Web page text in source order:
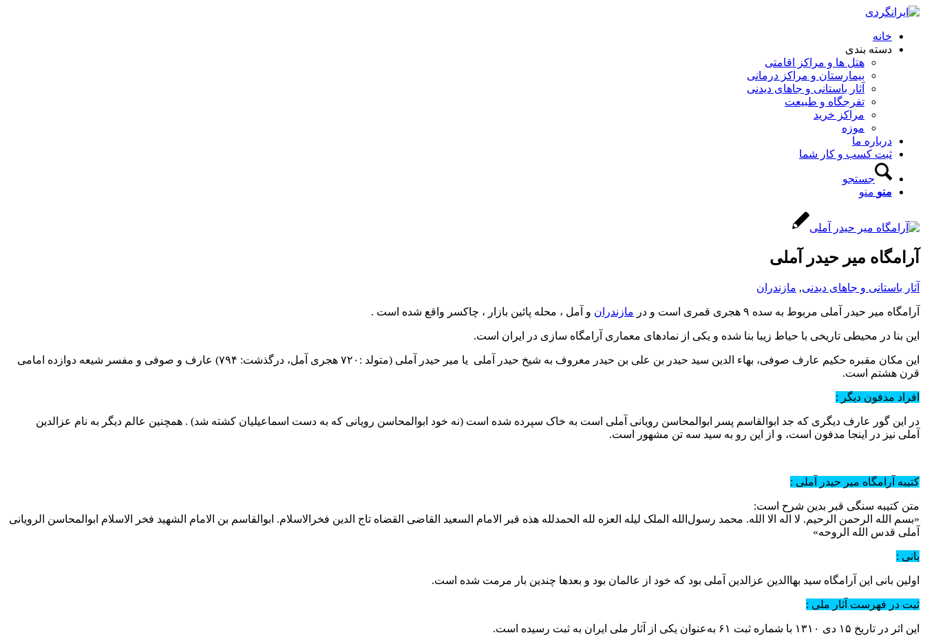
خانه
دسته بندی
هتل ها و مراکز اقامتی
بیمارستان و مراکز درمانی
آثار باستانی و جاهای دیدنی
تفرجگاه و طبیعت
مراکز خرید
موزه
درباره ما
ثبت کسب و کار شما
جستجو
منو منو
آرامگاه میر حیدر آملی
آثار باستانی و جاهای دیدنی, مازندران
آرامگاه میر حیدر آملی مربوط به سده ۹ ه‍جری قمری است و در مازندران و آمل ، محله پائین بازار ، چاکسر واقع شده است .
این بنا در محیطی تاریخی با حیاط زیبا بنا شده و یکی از نمادهای معماری آرامگاه‌ سازی در ایران است.
این مکان مقبره حکیم عارف صوفی، بهاء الدین سید حیدر بن علی بن حیدر معروف به شیخ حیدر آملی یا میر حیدر آملی (متولد :۷۲۰ هجری آمل، درگذشت: ۷۹۴) عارف و صوفی و مفسر شیعه دوازده امامی
قرن هشتم است.
افراد مدفون دیگر :
در این گور عارف دیگری که جد ابوالقاسم پسر ابوالمحاسن رویانی آملی است به خاک سپرده شده‌ است (نه خود ابوالمحاسن رویانی که به دست اسماعیلیان کشته شد) . همچنین عالم دیگر به نام عزالدین
آملی نیز در اینجا مدفون است، و از این رو به سید سه تن مشهور است.
کتیبه آرامگاه میر حیدر آملی :
متن کتیبه سنگی قبر بدین شرح است:
«بسم الله الرحمن الرحیم. لا اله الا الله. محمد رسول‌الله الملک لیله العزه لله الحمدلله هذه قبر الامام السعید القاضی القضاه تاج الدین فخرالاسلام. ابوالقاسم بن الامام الشهید فخر الاسلام ابوالمحاسن الرویانی
آملی قدس الله الروحه»
بانی :
اولین بانی این آرامگاه سید بهاالدین عزالدین آملی بود که خود از عالمان بود و بعدها چندین بار مرمت شده‌ است.
ثبت در فهرست آثار ملی :
این اثر در تاریخ ۱۵ دی ۱۳۱۰ با شماره ثبت ۶۱ به‌عنوان یکی از آثار ملی ایران به ثبت رسیده‌ است.